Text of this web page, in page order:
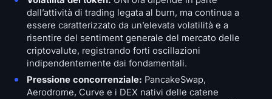
dall’attività di trading legata al burn, ma continua a
essere caratterizzato da un’elevata volatilità e a
risentire del sentiment generale del mercato delle
criptovalute, registrando forti oscillazioni
indipendentemente dai fondamentali.
Pressione concorrenziale: PancakeSwap,
Aerodrome, Curve e i DEX nativi delle catene